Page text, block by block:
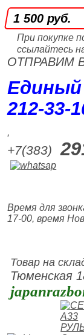
1 500 руб.
При покупке
ссылайтесь
ОТПРАВИМ
,
+7(383)
Время для
17-00, время
Товар на
Тюменская